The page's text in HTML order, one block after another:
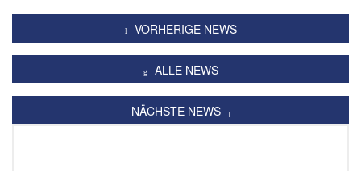
VORHERIGE NEWS
ALLE NEWS
NÄCHSTE NEWS